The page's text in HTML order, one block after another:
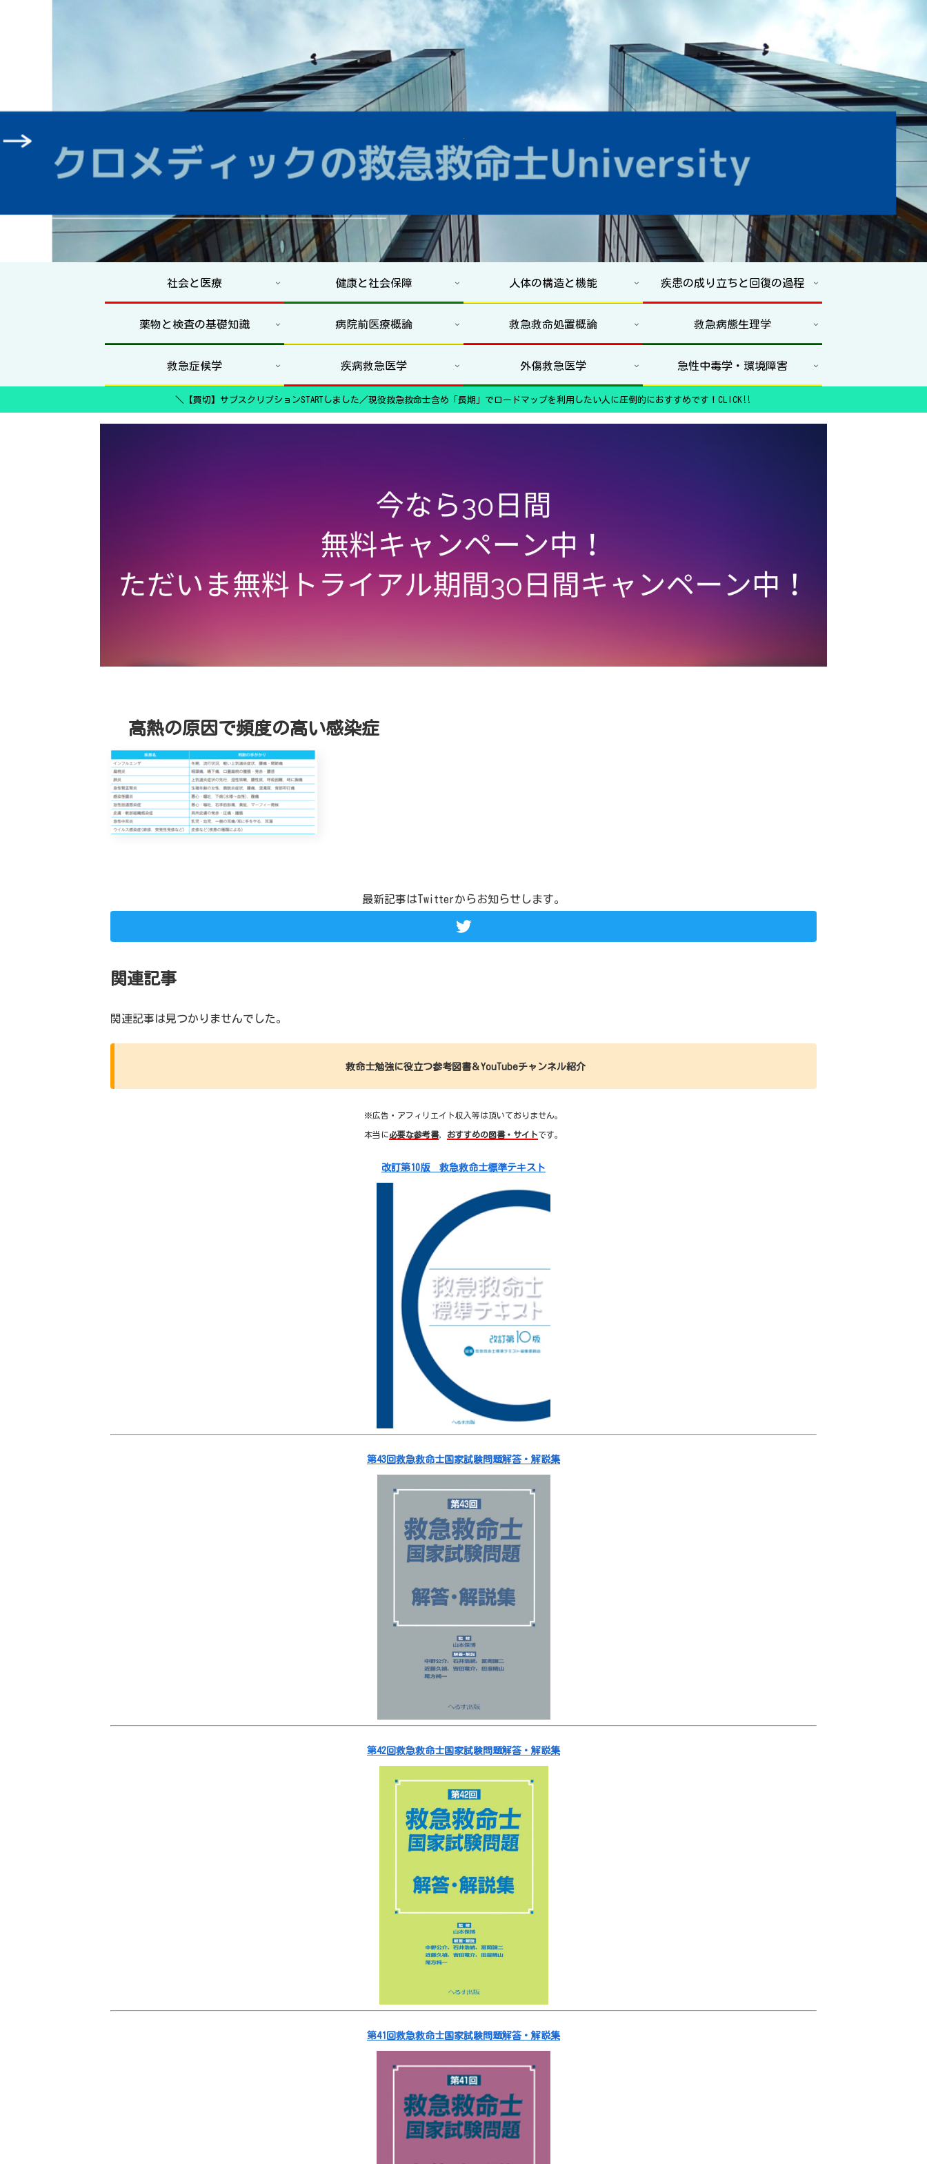
社会と医療 健康と社会保障 人体の構造と機能 疾患の成り立ちと回復の過程
薬物と検査の基礎知識 病院前医療概論 救急救命処置概論 救急病態生理学
救急症候学 疾病救急医学 外傷救急医学 急性中毒学・環境障害
＼【買切】サブスクリプションSTARTしました／現役救急救命士含め「長期」でロードマップを利用したい人に圧倒的におすすめです！CLICK‼
高熱の原因で頻度の高い感染症
最新記事はTwitterからお知らせします。
関連記事
関連記事は見つかりませんでした。
救命士勉強に役立つ参考図書＆YouTubeチャンネル紹介
※広告・アフィリエイト収入等は頂いておりません。
本当に必要な参考書， おすすめの図書・サイトです。
改訂第10版 救急救命士標準テキスト
第43回救急救命士国家試験問題解答・解説集
第42回救急救命士国家試験問題解答・解説集
第41回救急救命士国家試験問題解答・解説集